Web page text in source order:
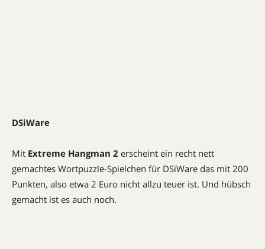
DSiWare
Mit Extreme Hangman 2 erscheint ein recht nett
gemachtes Wortpuzzle-Spielchen für DSiWare das mit 200
Punkten, also etwa 2 Euro nicht allzu teuer ist. Und hübsch
gemacht ist es auch noch.